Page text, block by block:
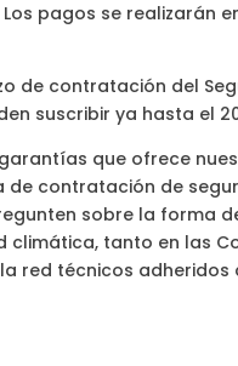
pagos se realizarán
de contratación del
suscribir ya hasta el
que ofrece
de contratación de
sobre la forma
tanto en las
red técnicos adheridos